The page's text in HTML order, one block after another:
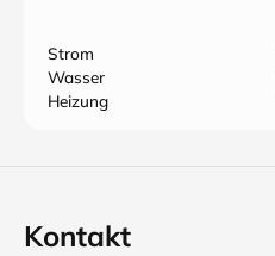
Strom
Wasser
Heizung
Kontakt